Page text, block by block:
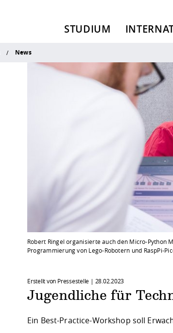
STUDIUM
News
Robert Ringel organisierte auch den Micro-Python
Programmierung von Lego-Robotern und RaspPi-
Erstellt von Pressestelle | 28.02.2023
Jugendliche für
Ein Best-Practice-Workshop soll